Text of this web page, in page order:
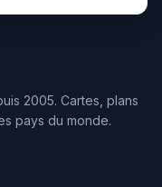
2005. Cartes, plans
pays du monde.